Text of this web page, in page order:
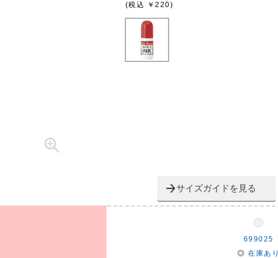
(税込 ￥220)
サイズガイドを見る
699025
◎ 在庫あり